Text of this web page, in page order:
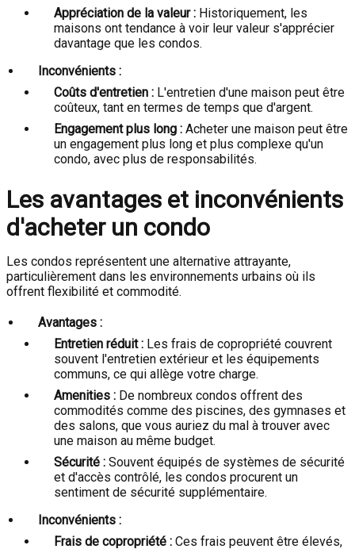
Appréciation de la valeur : Historiquement, les
maisons ont tendance à voir leur valeur s'apprécier
davantage que les condos.
Inconvénients :
Coûts d'entretien : L'entretien d'une maison peut être
coûteux, tant en termes de temps que d'argent.
Engagement plus long : Acheter une maison peut être
un engagement plus long et plus complexe qu'un
condo, avec plus de responsabilités.
Les avantages et inconvénients
d'acheter un condo
Les condos représentent une alternative attrayante,
particulièrement dans les environnements urbains où ils
offrent flexibilité et commodité.
Avantages :
Entretien réduit : Les frais de copropriété couvrent
souvent l'entretien extérieur et les équipements
communs, ce qui allège votre charge.
Amenities : De nombreux condos offrent des
commodités comme des piscines, des gymnases et
des salons, que vous auriez du mal à trouver avec
une maison au même budget.
Sécurité : Souvent équipés de systèmes de sécurité
et d'accès contrôlé, les condos procurent un
sentiment de sécurité supplémentaire.
Inconvénients :
Frais de copropriété : Ces frais peuvent être élevés,